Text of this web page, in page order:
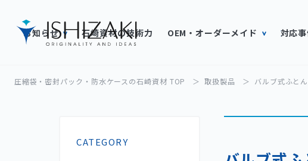
お知らせ 石崎資材の技術力 OEM・オーダーメイド 対応
圧縮袋・密封パック・防水ケースの石崎資材 TOP 取扱製品 バルブ式ふと
CATEGORY